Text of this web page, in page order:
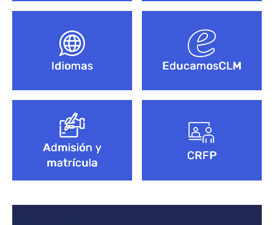
Idiomas EducamosCLM
Admisión y
matrícula
CRFP